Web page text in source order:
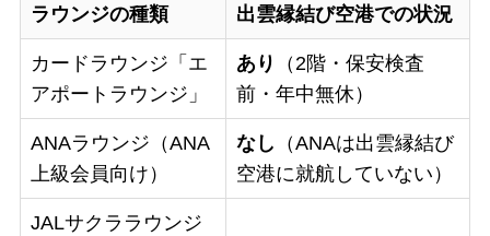
ラウンジの種類
出雲縁結び空港での状況
カードラウンジ「エ
アポートラウンジ」
あり
（2階・保安検査
前・年中無休）
ANAラウンジ（ANA
上級会員向け）
なし （ANAは出雲縁結び
空港に就航していない）
JALサクララウンジ